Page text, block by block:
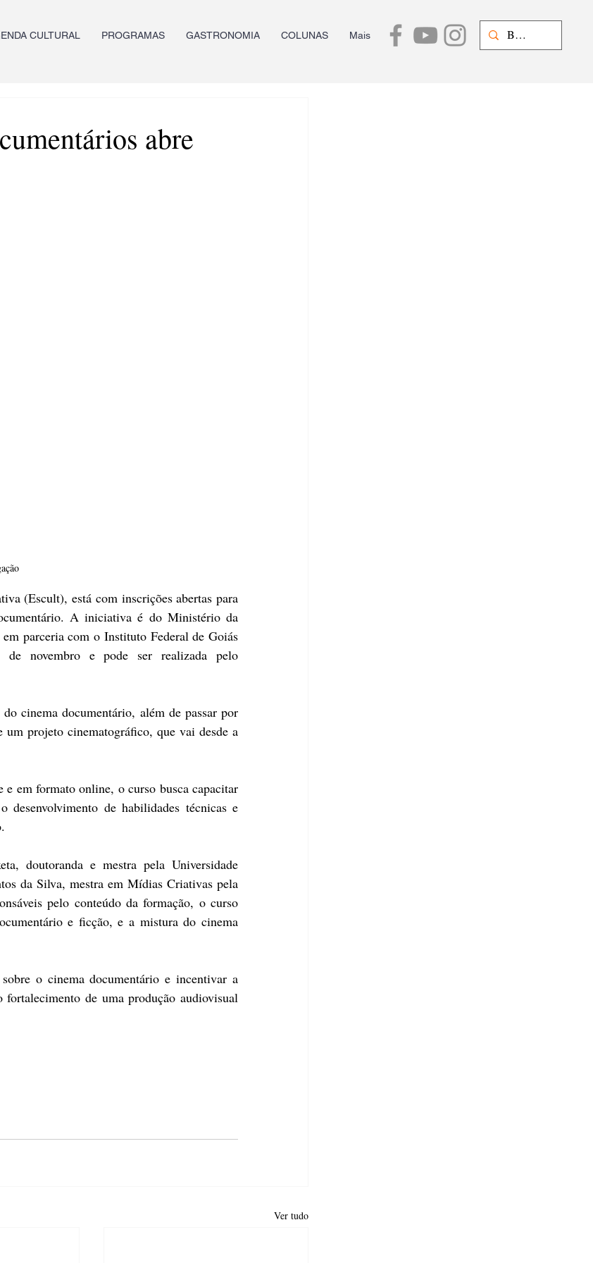
CULTURAL PROGRAMAS GASTRONOMIA COLUNAS Mais
abre
(Escult), está com inscrições abertas para
A iniciativa é do Ministério da
parceria com o Instituto Federal de Goiás
novembro e pode ser realizada pelo
cinema documentário, além de passar por
um projeto cinematográfico, que vai desde a
em formato online, o curso busca capacitar
de habilidades técnicas e
doutoranda e mestra pela Universidade
da Silva, mestra em Mídias Criativas pela
pelo conteúdo da formação, o curso
e ficção, e a mistura do cinema
o cinema documentário e incentivar a
de uma produção audiovisual
Ver tudo